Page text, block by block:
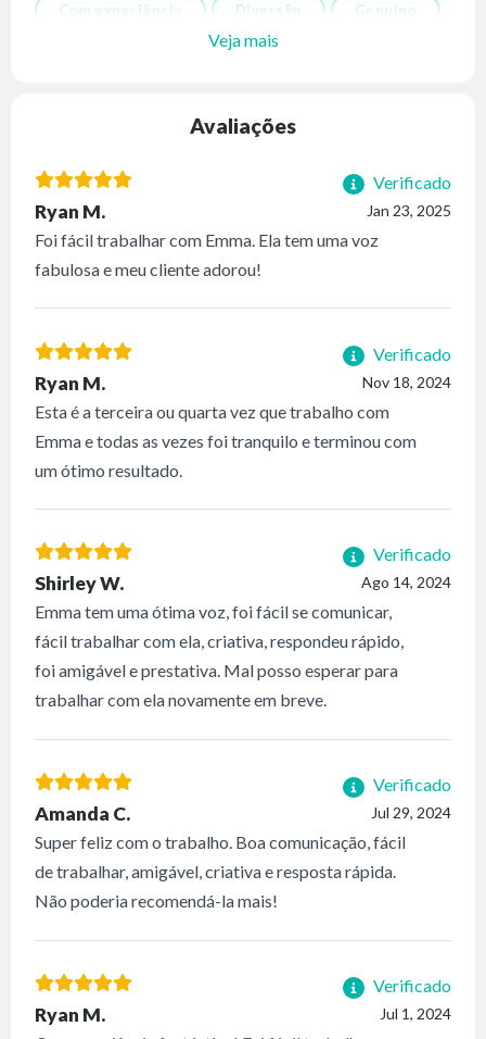
Com experiência Diversão Genuíno
Veja mais
Avaliações
Verificado
Jan 23, 2025
Ryan M.
Foi fácil trabalhar com Emma. Ela tem uma voz
fabulosa e meu cliente adorou!
Verificado
Nov 18, 2024
Ryan M.
Esta é a terceira ou quarta vez que trabalho com
Emma e todas as vezes foi tranquilo e terminou com
um ótimo resultado.
Verificado
Ago 14, 2024
Shirley W.
Emma tem uma ótima voz, foi fácil se comunicar,
fácil trabalhar com ela, criativa, respondeu rápido,
foi amigável e prestativa. Mal posso esperar para
trabalhar com ela novamente em breve.
Verificado
Jul 29, 2024
Amanda C.
Super feliz com o trabalho. Boa comunicação, fácil
de trabalhar, amigável, criativa e resposta rápida.
Não poderia recomendá-la mais!
Verificado
Jul 1, 2024
Ryan M.